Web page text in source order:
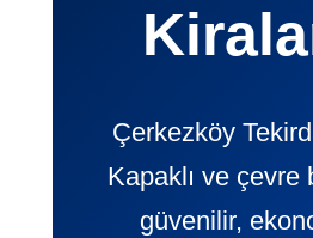
Çerkezköy
Kapaklı ve çevre
güvenilir,